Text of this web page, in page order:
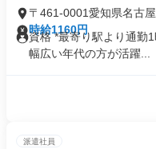
〒461-0001愛知県名古
時給1160円
資格 *最寄り駅より通勤
幅広い年代の方が活躍...
派遣社員